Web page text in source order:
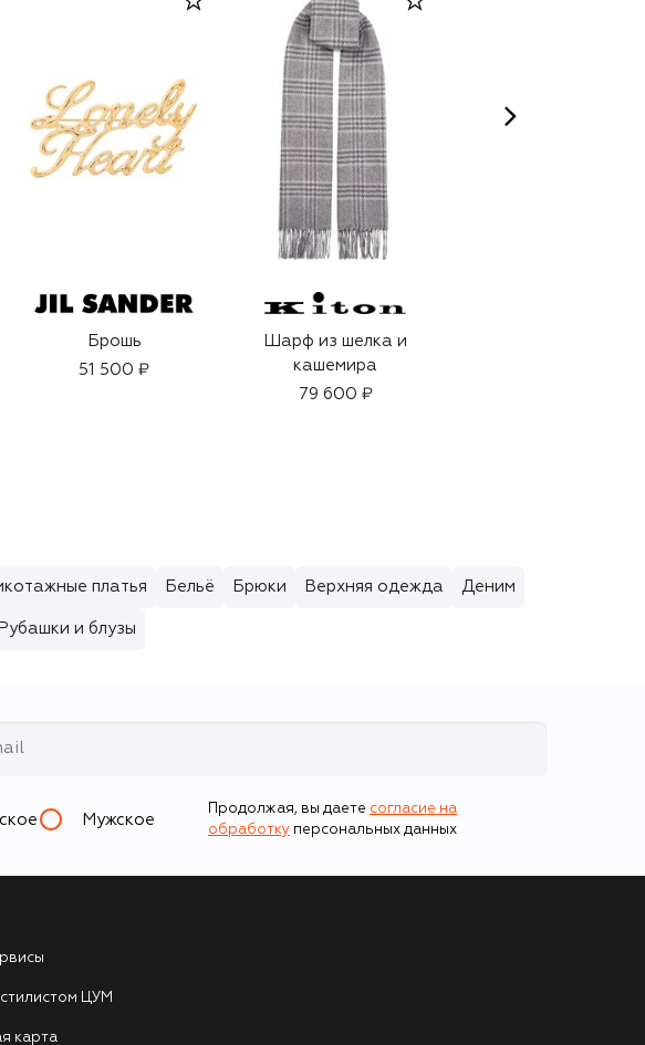
Брошь
51 500 ₽
Шарф из шелка и
кашемира
79 600 ₽
платья Бельё Брюки Верхняя одежда Деним
Рубашки и блузы
Мужское
Продолжая, вы даете согласие на
обработку персональных данных
ЦУМ
карта